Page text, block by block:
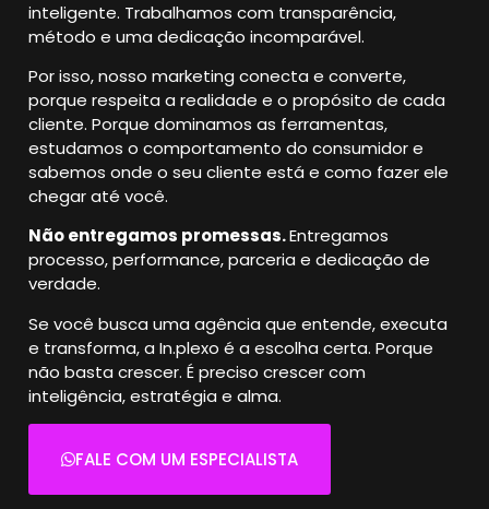
inteligente. Trabalhamos com transparência,
método e uma dedicação incomparável.
Por isso, nosso marketing conecta e converte,
porque respeita a realidade e o propósito de cada
cliente. Porque dominamos as ferramentas,
estudamos o comportamento do consumidor e
sabemos onde o seu cliente está e como fazer ele
chegar até você.
Não entregamos promessas.Entregamos
processo, performance, parceria e dedicação de
verdade.
Se você busca uma agência que entende, executa
e transforma, a In.plexo é a escolha certa. Porque
não basta crescer. É preciso crescer com
inteligência, estratégia e alma.
FALE COM UM ESPECIALISTA